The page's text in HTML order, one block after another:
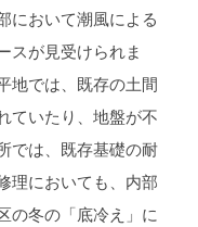
において潮風による
スが見受けられま
地では、既存の土間
ていたり、地盤が不
では、既存基礎の耐
理においても、内部
の冬の「底冷え」に